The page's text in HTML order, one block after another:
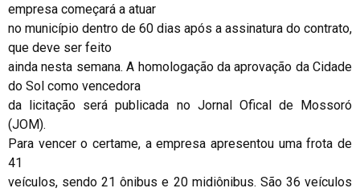
empresa começará a atuar
no município dentro de 60 dias após a assinatura do contrato,
que deve ser feito
ainda nesta semana. A homologação da aprovação da Cidade
do Sol como vencedora
da licitação será publicada no Jornal Ofical de Mossoró
(JOM).
Para vencer o certame, a empresa apresentou uma frota de
41
veículos, sendo 21 ônibus e 20 midiônibus. São 36 veículos